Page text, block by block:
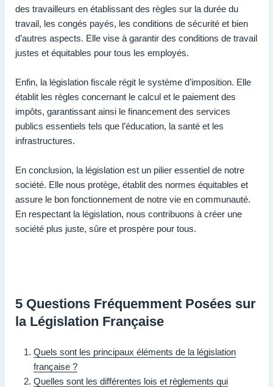
des travailleurs en établissant des règles sur la durée du
travail, les congés payés, les conditions de sécurité et bien
d’autres aspects. Elle vise à garantir des conditions de travail
justes et équitables pour tous les employés.
Enfin, la législation fiscale régit le système d’imposition. Elle
établit les règles concernant le calcul et le paiement des
impôts, garantissant ainsi le financement des services
publics essentiels tels que l’éducation, la santé et les
infrastructures.
En conclusion, la législation est un pilier essentiel de notre
société. Elle nous protège, établit des normes équitables et
assure le bon fonctionnement de notre vie en communauté.
En respectant la législation, nous contribuons à créer une
société plus juste, sûre et prospère pour tous.
5 Questions Fréquemment Posées sur
la Législation Française
Quels sont les principaux éléments de la législation
française ?
Quelles sont les différentes lois et règlements qui